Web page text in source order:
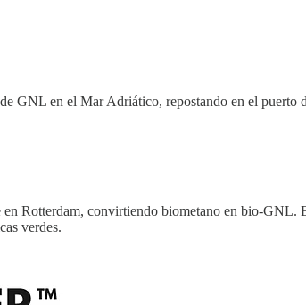
GNL en el Mar Adriático, repostando en el
Rotterdam, convirtiendo biometano en bio-GNL.
verdes.